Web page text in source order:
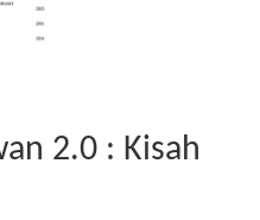
2.0 : Kisah